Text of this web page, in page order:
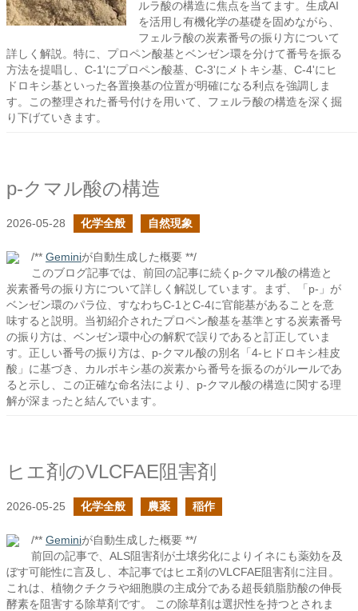
ルラ酸の構造に焦点を当てます。生成AI
を活用し有機化学の基礎を固めながら、
フェルラ酸の炭素番号の振り方について
詳しく解説。特に、プロペン酸基とベンゼン環を分けて番号を振る
方法を提唱し、C-1'にプロペン酸基、C-3'にメトキシ基、C-4'にヒ
ドロキシ基といった各置換基の位置が明確になる利点を強調しま
す。この整理された番号付けを用いて、フェルラ酸の構造を深く掘
り下げていきます。
p-クマル酸の構造
2026-05-28 化学全般 自然現象
/** Geminiが自動生成した概要 **/
このブログ記事では、前回の記事に続くp-クマル酸の構造と
炭素番号の振り方について詳しく解説しています。まず、「p-」が
ベンゼン環のパラ位、すなわちC-1とC-4に官能基があることを意
味すると説明。当初紹介されたプロペン酸基を基準とする炭素番号
の振り方は、ベンゼン環中心の解釈で誤りであると訂正していま
す。正しい番号の振り方は、p-クマル酸の別名「4-ヒドロキシ桂皮
酸」に基づき、カルボキシ基の炭素から番号を振るのがルールであ
ると示し、この正確な命名法により、p-クマル酸の構造に関する理
解が深まったと結んでいます。
ヒエ剤のVLCFAE阻害剤
2026-05-25 化学全般 農薬 稲作
/** Geminiが自動生成した概要 **/
前回の記事で、ALS阻害剤が土壌劣化によりイネにも薬効を及
ぼす可能性に言及し、本記事ではヒエ剤のVLCFAE阻害剤に注目。
これは、植物クチクラや細胞膜の主成分である超長鎖脂肪酸の伸長
酵素を阻害する除草剤です。 この除草剤は選択性を持つとされま